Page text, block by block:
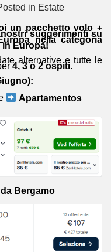
in Estate
un pacchetto volo +
suggerimenti su
nella categoria
in Europa!
alternative e tutte le
4, 3 o 2 ospiti.
Apartamentos
da Bergamo